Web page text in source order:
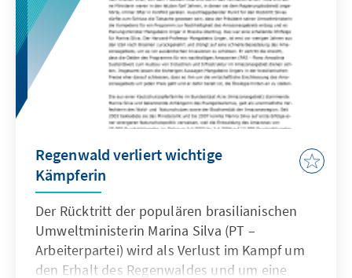
Regenwald verliert wichtige
Kämpferin
Der Rücktritt der populären brasilianischen
Umweltministerin Marina Silva (PT –
Arbeiterpartei) wird als Verlust im Kampf um
den Erhalt des Regenwaldes und um eine